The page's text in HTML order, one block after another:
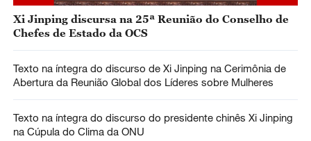
Xi Jinping discursa na 25ª Reunião do Conselho de
Chefes de Estado da OCS
Texto na íntegra do discurso de Xi Jinping na Cerimônia de
Abertura da Reunião Global dos Líderes sobre Mulheres
Texto na íntegra do discurso do presidente chinês Xi Jinping
na Cúpula do Clima da ONU